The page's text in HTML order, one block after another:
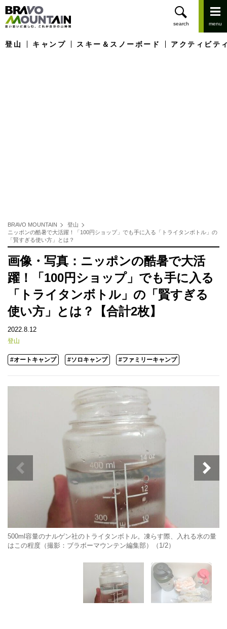
登山 キャンプ スキー＆スノーボード アクティビテ
BRAVO MOUNTAIN
登山
ニッポンの酷暑で大活躍！「100円ショップ」でも手に入る「トライタンボトル」の
「賢すぎる使い方」とは？
画像・写真：ニッポンの酷暑で大活
躍！「100円ショップ」でも手に入る
「トライタンボトル」の「賢すぎる
使い方」とは？【合計2枚】
2022.8.12
登山
#オートキャンプ #ソロキャンプ #ファミリーキャンプ
500ml容量のナルゲン社のトライタンボトル。凍らす際、入れる水の量
はこの程度（撮影：ブラボーマウンテン編集部）（1/2）